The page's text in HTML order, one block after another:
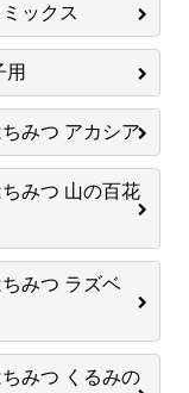
ックス
用
みつ アカシア
みつ 山の百花
みつ ラズベ
みつ くるみの